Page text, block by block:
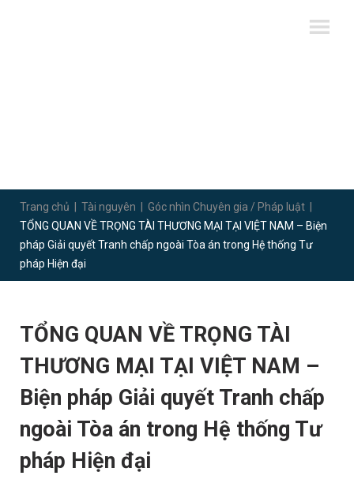
Trang chủ Tài nguyên Góc nhìn Chuyên gia / Pháp luật
TỔNG QUAN VỀ TRỌNG TÀI THƯƠNG MẠI TẠI VIỆT NAM – Biện
pháp Giải quyết Tranh chấp ngoài Tòa án trong Hệ thống Tư
pháp Hiện đại
TỔNG QUAN VỀ TRỌNG TÀI
THƯƠNG MẠI TẠI VIỆT NAM –
Biện pháp Giải quyết Tranh chấp
ngoài Tòa án trong Hệ thống Tư
pháp Hiện đại